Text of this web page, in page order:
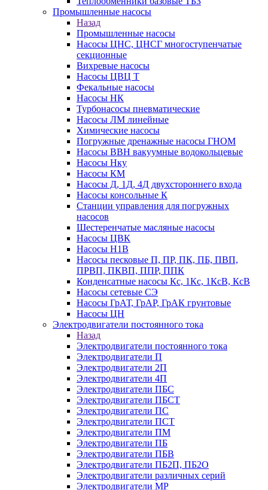
Промышленные насосы
Назад
Промышленные насосы
Насосы ЦНС, ЦНСГ многоступенчатые
секционные
Вихревые насосы
Насосы ЦВЦ Т
Фекальные насосы
Насосы НК
Турбонасосы пневматические
Насосы ЛМ линейные
Химические насосы
Погружные дренажные насосы ГНОМ
Насосы ВВН вакуумные водокольцевые
Насосы Нку
Насосы КМ
Насосы Д, 1Д, 4Д двухстороннего входа
Насосы консольные К
Станции управления для погружных
насосов
Шестеренчатые масляные насосы
Насосы ЦВК
Насосы Н1В
Насосы песковые П, ПР, ПК, ПБ, ПВП,
ПРВП, ПКВП, ППР, ППК
Конденсатные насосы Кс, 1Кс, 1КсВ, КсВ
Насосы сетевые СЭ
Насосы ГрАТ, ГрАР, ГрАК грунтовые
Насосы ЦН
Электродвигатели постоянного тока
Назад
Электродвигатели постоянного тока
Электродвигатели П
Электродвигатели 2П
Электродвигатели 4П
Электродвигатели ПБС
Электродвигатели ПБСТ
Электродвигатели ПС
Электродвигатели ПСТ
Электродвигатели ПМ
Электродвигатели ПБ
Электродвигатели ПБВ
Электродвигатели ПБ2П, ПБ2О
Электродвигатели различных серий
Электродвигатели МР